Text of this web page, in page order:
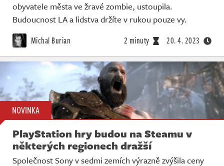
obyvatele města ve žravé zombie, ustoupila.
Budoucnost LA a lidstva držíte v rukou pouze vy.
Michal Burian 2 minuty 20. 4. 2023
NOVINKA
PlayStation hry budou na Steamu v
některých regionech dražší
Společnost Sony v sedmi zemích výrazně zvýšila ceny